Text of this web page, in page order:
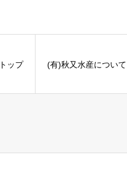
ップ (有)秋又水産について